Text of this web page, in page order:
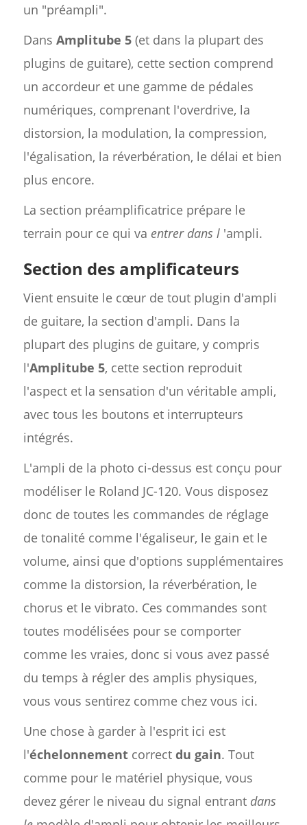
un "préampli".
Dans Amplitube 5(et dans la plupart des
plugins de guitare), cette section comprend
un accordeur et une gamme de pédales
numériques, comprenant l'overdrive, la
distorsion, la modulation, la compression,
l'égalisation, la réverbération, le délai et bien
plus encore.
La section préamplificatrice prépare le
terrain pour ce qui va entrer dans l'ampli.
Section des amplificateurs
Vient ensuite le cœur de tout plugin d'ampli
de guitare, la section d'ampli. Dans la
plupart des plugins de guitare, y compris
l'Amplitube 5, cette section reproduit
l'aspect et la sensation d'un véritable ampli,
avec tous les boutons et interrupteurs
intégrés.
L'ampli de la photo ci-dessus est conçu pour
modéliser le Roland JC-120. Vous disposez
donc de toutes les commandes de réglage
de tonalité comme l'égaliseur, le gain et le
volume, ainsi que d'options supplémentaires
comme la distorsion, la réverbération, le
chorus et le vibrato. Ces commandes sont
toutes modélisées pour se comporter
comme les vraies, donc si vous avez passé
du temps à régler des amplis physiques,
vous vous sentirez comme chez vous ici.
Une chose à garder à l'esprit ici est
l'échelonnementcorrect du gain. Tout
comme pour le matériel physique, vous
devez gérer le niveau du signal entrant dans